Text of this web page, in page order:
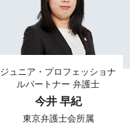
ジュニア・プロフェッショナ
ルパートナー 弁護士
今井 早紀
東京弁護士会所属